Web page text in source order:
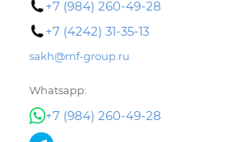
+7 (984) 260-49-28
+7 (4242) 31-35-13
sakh@mf-group.ru
Whatsapp:
+7 (984) 260-49-28